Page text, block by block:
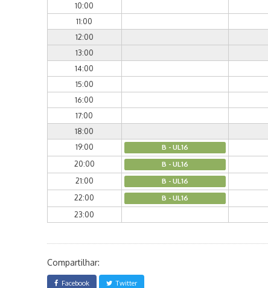
10:00
11:00
12:00
13:00
14:00
15:00
16:00
17:00
18:00
19:00
B - UL16
20:00 B - UL16
21:00 B - UL16
22:00 B - UL16
23:00
Compartilhar:
Facebook Twitter